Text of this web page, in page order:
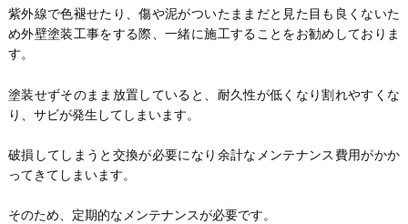
紫外線で色褪せたり、傷や泥がついたままだと見た目も良くないた
め外壁塗装工事をする際、一緒に施工することをお勧めしておりま
す。
塗装せずそのまま放置していると、耐久性が低くなり割れやすくな
り、サビが発生してしまいます。
破損してしまうと交換が必要になり余計なメンテナンス費用がかか
ってきてしまいます。
そのため、定期的なメンテナンスが必要です。